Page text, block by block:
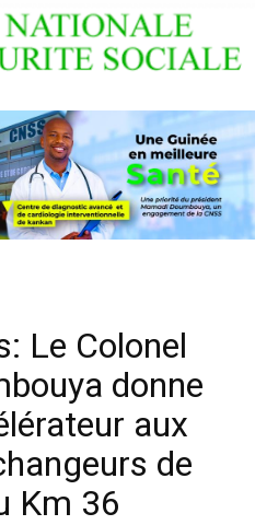
Le Colonel
donne
aux
de
Km 36